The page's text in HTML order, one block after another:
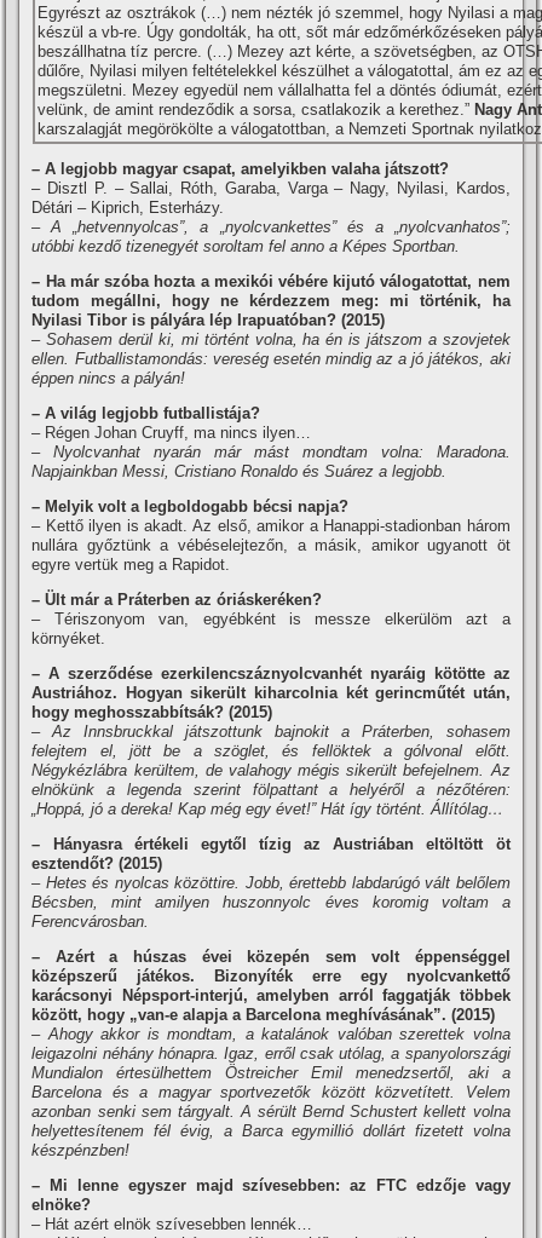
Egyrészt az osztrákok (…) nem nézték jó szemmel, hogy Nyilasi a
készül a vb-re. Úgy gondolták, ha ott, sőt már edzőmérkőzéseken
beszállhatna tí­z percre. (…) Mezey azt kérte, a szövetségben, az
dűlőre, Nyilasi milyen feltételekkel készülhet a válogatottal, ám ez az
megszületni. Mezey egyedül nem vállalhatta fel a döntés ódiumát,
velünk, de amint rendeződik a sorsa, csatlakozik a kerethez.” Nagy
karszalagját megörökölte a válogatottban, a Nemzeti Sportnak
– A legjobb magyar csapat, amelyikben valaha játszott?
– Disztl P. – Sallai, Róth, Garaba, Varga – Nagy, Nyilasi, Kardos,
Détári – Kiprich, Esterházy.
– A „hetvennyolcas”, a „nyolcvankettes” és a „nyolcvanhatos”;
utóbbi kezdő tizenegyét soroltam fel anno a Képes Sportban.
– Ha már szóba hozta a mexikói vébére kijutó válogatottat, nem
tudom megállni, hogy ne kérdezzem meg: mi történik, ha
Nyilasi Tibor is pályára lép Irapuatóban? (2015)
– Sohasem derül ki, mi történt volna, ha én is játszom a szovjetek
ellen. Futballistamondás: vereség esetén mindig az a jó játékos, aki
éppen nincs a pályán!
– A világ legjobb futballistája?
– Régen Johan Cruyff, ma nincs ilyen…
– Nyolcvanhat nyarán már mást mondtam volna: Maradona.
Napjainkban Messi, Cristiano Ronaldo és Suárez a legjobb.
– Melyik volt a legboldogabb bécsi napja?
– Kettő ilyen is akadt. Az első, amikor a Hanappi-stadionban három
nullára győztünk a vébéselejtezőn, a másik, amikor ugyanott öt
egyre vertük meg a Rapidot.
– Ült már a Práterben az óriáskeréken?
– Tériszonyom van, egyébként is messze elkerülöm azt a
környéket.
– A szerződése ezerkilencszáznyolcvanhét nyaráig kötötte az
Austriához. Hogyan sikerült kiharcolnia két gerincműtét után,
hogy meghosszabbí­tsák? (2015)
– Az Innsbruckkal játszottunk bajnokit a Práterben, sohasem
felejtem el, jött be a szöglet, és fellöktek a gólvonal előtt.
Négykézlábra kerültem, de valahogy mégis sikerült befejelnem. Az
elnökünk a legenda szerint fölpattant a helyéről a nézőtéren:
„Hoppá, jó a dereka! Kap még egy évet!” Hát í­gy történt. Állí­tólag…
– Hányasra értékeli egytől tí­zig az Austriában eltöltött öt
esztendőt? (2015)
– Hetes és nyolcas közöttire. Jobb, érettebb labdarúgó vált belőlem
Bécsben, mint amilyen huszonnyolc éves koromig voltam a
Ferencvárosban.
– Azért a húszas évei közepén sem volt éppenséggel
középszerű játékos. Bizonyí­ték erre egy nyolcvankettő
karácsonyi Népsport-interjú, amelyben arról faggatják többek
között, hogy „van-e alapja a Barcelona meghí­vásának”. (2015)
– Ahogy akkor is mondtam, a katalánok valóban szerettek volna
leigazolni néhány hónapra. Igaz, erről csak utólag, a spanyolországi
Mundialon értesülhettem Östreicher Emil menedzsertől, aki a
Barcelona és a magyar sportvezetők között közvetí­tett. Velem
azonban senki sem tárgyalt. A sérült Bernd Schustert kellett volna
helyettesí­tenem fél évig, a Barca egymillió dollárt fizetett volna
készpénzben!
– Mi lenne egyszer majd szí­vesebben: az FTC edzője vagy
elnöke?
– Hát azért elnök szí­vesebben lennék…